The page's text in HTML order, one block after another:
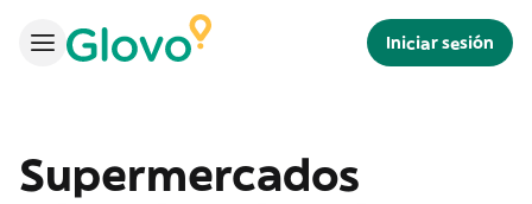
Iniciar sesión
Supermercados